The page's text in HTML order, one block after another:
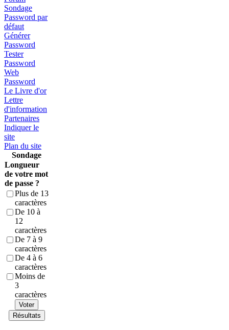
Sondage
Password par
défaut
Générer
Password
Tester
Password
Web
Password
Le Livre d'or
Lettre
d'information
Partenaires
Indiquer le
site
Plan du site
Sondage
Longueur
de votre mot
de passe ?
Plus de 13
caractères
De 10 à
12
caractères
De 7 à 9
caractères
De 4 à 6
caractères
Moins de
3
caractères
Voter
Résultats